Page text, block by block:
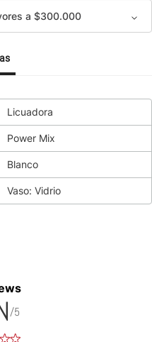
a $300.000
Licuadora
Power Mix
Blanco
Vaso: Vidrio
/5